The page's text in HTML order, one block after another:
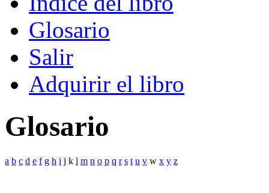
Glosario
Salir
Adquirir el libro
Glosario
a b c d e f g h i j k l m n o p q r s t u v w x y z